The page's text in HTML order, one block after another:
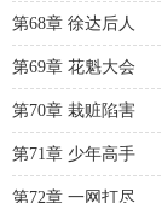
第68章 徐达后人
第69章 花魁大会
第70章 栽赃陷害
第71章 少年高手
第72章 一网打尽